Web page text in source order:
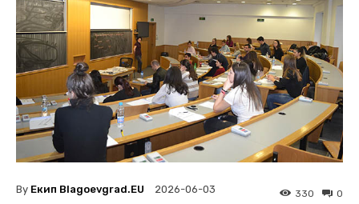
By Екип Blagoevgrad.EU 2026-06-03 0
330